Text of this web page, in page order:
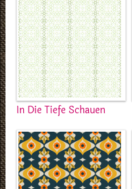
In Die Tiefe Schauen